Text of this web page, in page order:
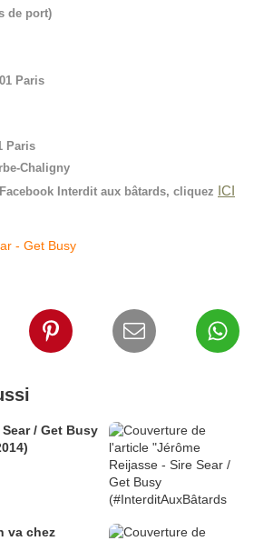
de port)
Paris
Paris
Chaligny
Interdit aux bâtards, cliquez ICI
- Get Busy
/ Get Busy
va chez